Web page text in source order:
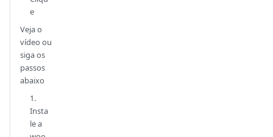
e
Veja o
vídeo ou
siga os
passos
abaixo
1.
Insta
le a